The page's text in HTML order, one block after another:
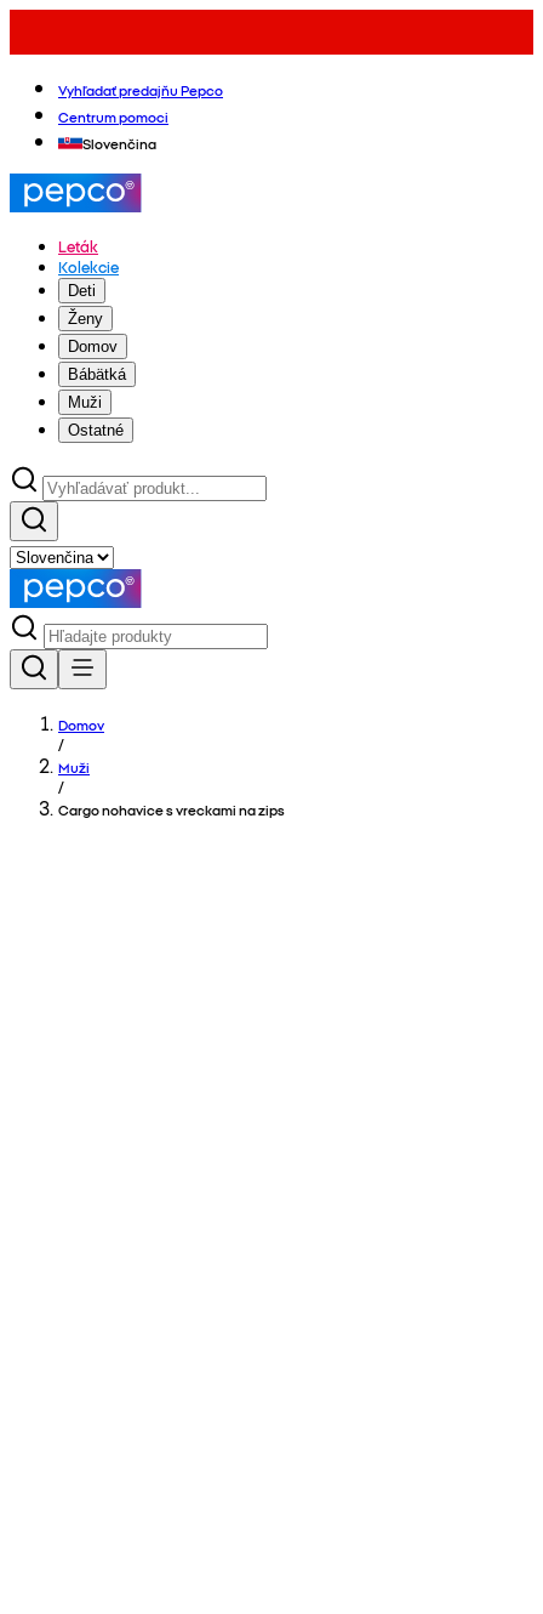
Vyhľadať predajňu Pepco
Centrum pomoci
Slovenčina
Leták
Kolekcie
Deti
Ženy
Domov
Bábätká
Muži
Ostatné
Domov
/
Muži
/
Cargo nohavice s vreckami na zips